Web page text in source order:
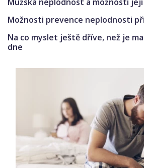
Možnosti prevence neplodnosti
Na co myslet ještě dříve, než je
dne